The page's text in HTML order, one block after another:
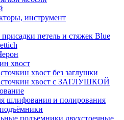
инструмент
петель и стяжек Blue
хвост
хвост без заглушки
хвост с ЗАГЛУШКОЙ
шлифования и полирования